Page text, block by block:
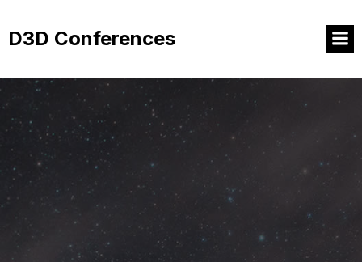
contenu
D3D Conferences